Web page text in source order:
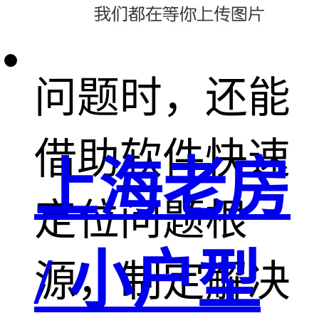
产过程中出现
问题时，还能
借助软件快速
定位问题根
源，制定解决
上海老房
/ 小户型